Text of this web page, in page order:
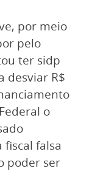
por meio
pelo
ter sidp
desviar R$
o
falsa
poder ser